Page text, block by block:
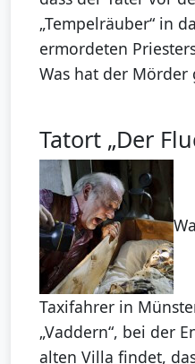
„Tempelräuber“ in
ermordeten
Was hat der Mörder
Tatort „Der
Taxifahrer in
„Vaddern“, bei der
alten Villa findet,